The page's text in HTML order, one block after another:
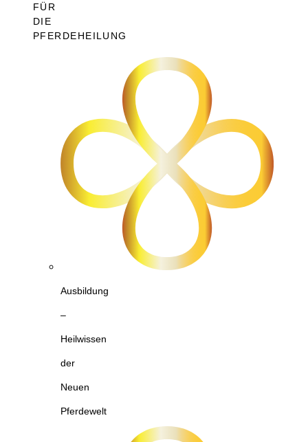
FÜR
DIE
PFERDEHEILUNG
Ausbildung
–
Heilwissen
der
Neuen
Pferdewelt